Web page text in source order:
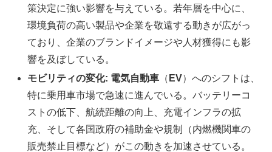
策決定に強い影響を与えている。若年層を中心に、
環境負荷の高い製品や企業を敬遠する動きが広がっ
ており、企業のブランドイメージや人材獲得にも影
響を及ぼしている。
モビリティの変化: 電気自動車 （ EV）へのシフトは、
特に乗用車市場で急速に進んでいる。バッテリーコ
ストの低下、航続距離の向上、充電インフラの拡
充、そして各国政府の補助金や規制（内燃機関車の
販売禁止目標など）がこの動きを加速させている。